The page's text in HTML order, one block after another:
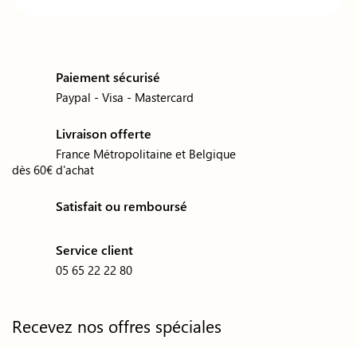
Paiement sécurisé
Paypal - Visa - Mastercard
Livraison offerte
France Métropolitaine et Belgique
dès 60€ d'achat
Satisfait ou remboursé
Service client
05 65 22 22 80
Recevez nos offres spéciales